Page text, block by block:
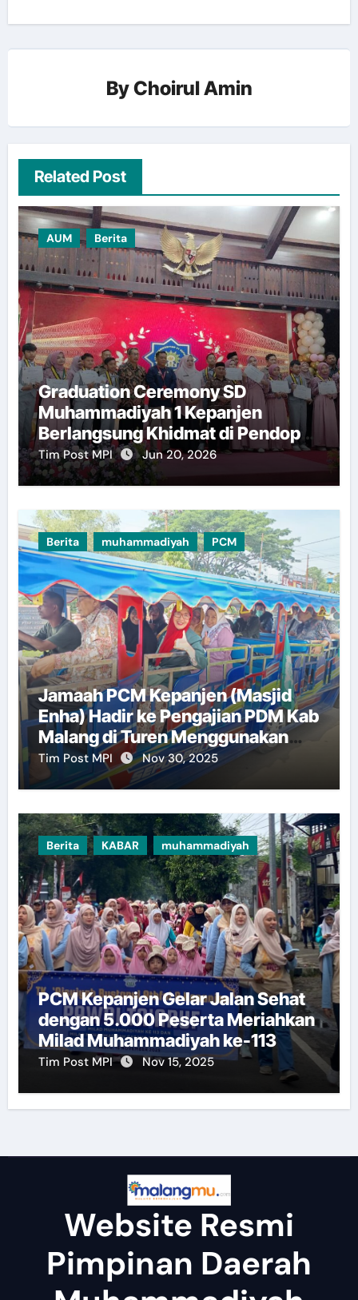
ByChoirul Amin
Related Post
AUM Berita
Graduation Ceremony SD
Muhammadiyah 1 Kepanjen
Berlangsung Khidmat di Pendopo
Kabupaten Malang
Tim Post MPI Jun 20, 2026
Berita muhammadiyah PCM
Jamaah PCM Kepanjen (Masjid
Enha) Hadir ke Pengajian PDM Kab
Malang di Turen Menggunakan
Kereta Kelinci
Tim Post MPI Nov 30, 2025
Berita KABAR muhammadiyah
PCM Kepanjen Gelar Jalan Sehat
dengan 5.000 Peserta Meriahkan
Milad Muhammadiyah ke-113
Tim Post MPI Nov 15, 2025
Website Resmi
Pimpinan Daerah